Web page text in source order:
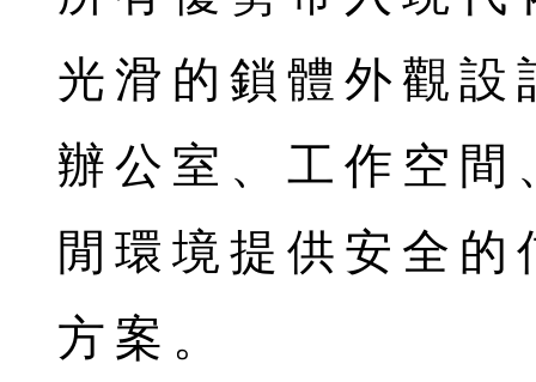
光滑的鎖體外觀
辦公室、工作空
閒環境提供安全
方案。